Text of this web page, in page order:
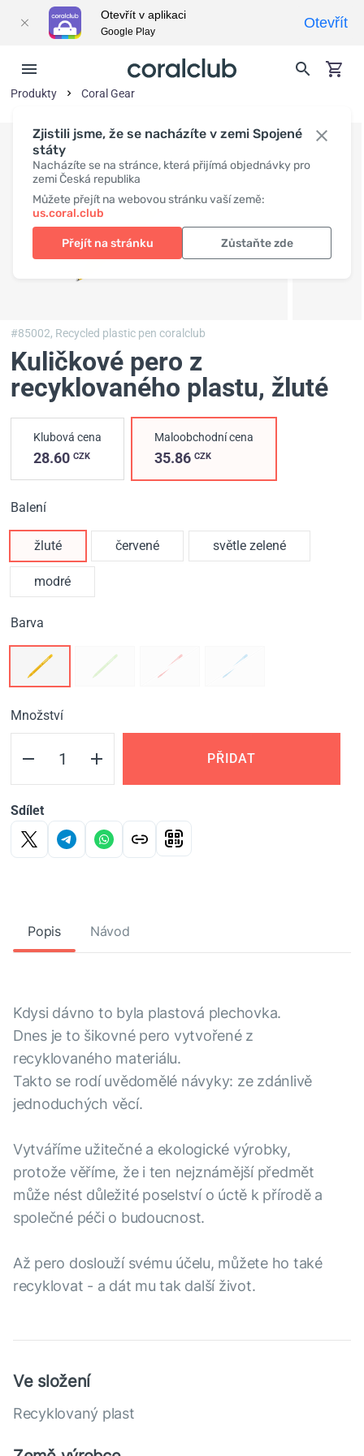
Zjistili jsme, že se nacházíte v zemi Spojené
státy
Nacházíte se na stránce, která přijímá objednávky pro
zemi Česká republika
Můžete přejít na webovou stránku vaší země:
us.coral.club
Přejít na stránku Zůstaňte zde
Produkty Coral Gear
#85002, Recycled plastic pen coralclub
Kuličkové pero z
recyklovaného plastu, žluté
Klubová cena
28.60 CZK
Maloobchodní cena
35.86CZK
Balení
žluté červené světle zelené
modré
Barva
Množství
PŘIDAT
Sdílet
Popis Návod
Kdysi dávno to byla plastová plechovka.
Dnes je to šikovné pero vytvořené z
recyklovaného materiálu.
Takto se rodí uvědomělé návyky: ze zdánlivě
jednoduchých věcí.
Vytváříme užitečné a ekologické výrobky,
protože věříme, že i ten nejznámější předmět
může nést důležité poselství o úctě k přírodě a
společné péči o budoucnost.
Až pero doslouží svému účelu, můžete ho také
recyklovat - a dát mu tak další život.
Ve složení
Recyklovaný plast
Otevřít v aplikaci
Google Play
Otevřít